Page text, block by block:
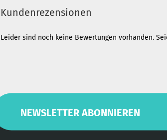
Kundenrezensionen
Leider sind noch keine Bewertungen vorhanden.
NEWSLETTER ABONNIEREN